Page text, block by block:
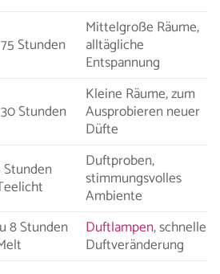
Stunden
Mittelgroße Räume,
alltägliche
Entspannung
Stunden
Kleine Räume, zum
Ausprobieren neuer
Düfte
Stunden Duftproben,
stimmungsvolles
Ambiente
8 Stunden Duftlampen, schnelle
Duftveränderung